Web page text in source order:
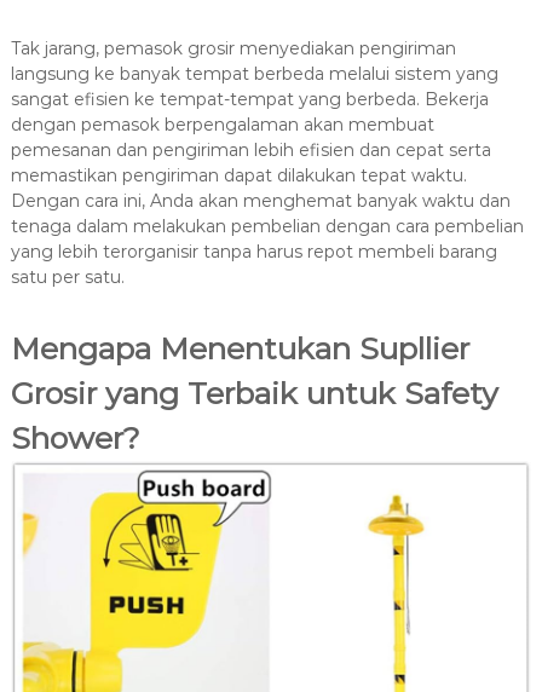
Tak jarang, pemasok grosir menyediakan pengiriman
langsung ke banyak tempat berbeda melalui sistem yang
sangat efisien ke tempat-tempat yang berbeda. Bekerja
dengan pemasok berpengalaman akan membuat
pemesanan dan pengiriman lebih efisien dan cepat serta
memastikan pengiriman dapat dilakukan tepat waktu.
Dengan cara ini, Anda akan menghemat banyak waktu dan
tenaga dalam melakukan pembelian dengan cara pembelian
yang lebih terorganisir tanpa harus repot membeli barang
satu per satu.
Mengapa Menentukan Supllier
Grosir yang Terbaik untuk Safety
Shower?